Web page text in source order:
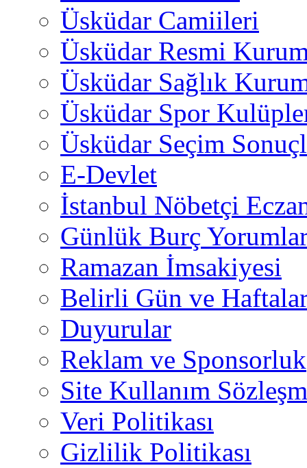
Üsküdar Camiileri
Üsküdar Resmi
Üsküdar Sağlık
Üsküdar Spor
Üsküdar Seçim
E-Devlet
İstanbul Nöbetçi
Günlük Burç
Ramazan İmsakiyesi
Belirli Gün ve
Duyurular
Reklam ve Sponsorluk
Site Kullanım
Veri Politikası
Gizlilik Politikası